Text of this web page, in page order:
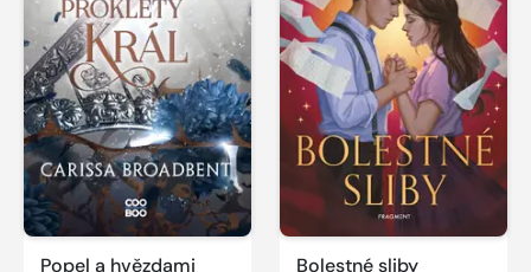
Popel a hvězdami
Bolestné sliby